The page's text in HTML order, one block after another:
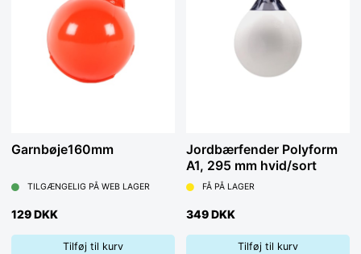
Garnbøje160mm
TILGÆNGELIG PÅ WEB LAGER
129 DKK
Tilføj til kurv
Jordbærfender Polyform
A1, 295 mm hvid/sort
FÅ PÅ LAGER
349 DKK
Tilføj til kurv